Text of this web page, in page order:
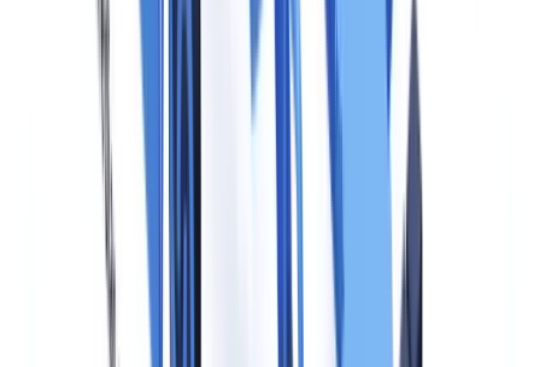
C2PA werkt met zogenoemde "content credentials": cryptografisch
ondertekende metadata die aan een afbeelding, audiofragment of
video worden gehecht. Deze metadata leggen vast wie de content
heeft aangemaakt, welk AI-model is ingezet en wanneer de content
is gegenereerd. De credentials blijven aantoonbaar gekoppeld aan
het bestand, ook na doorsturen of opslaan in een andere context.
Voor aanbieders van synthetische mediageneratoren betekent dit